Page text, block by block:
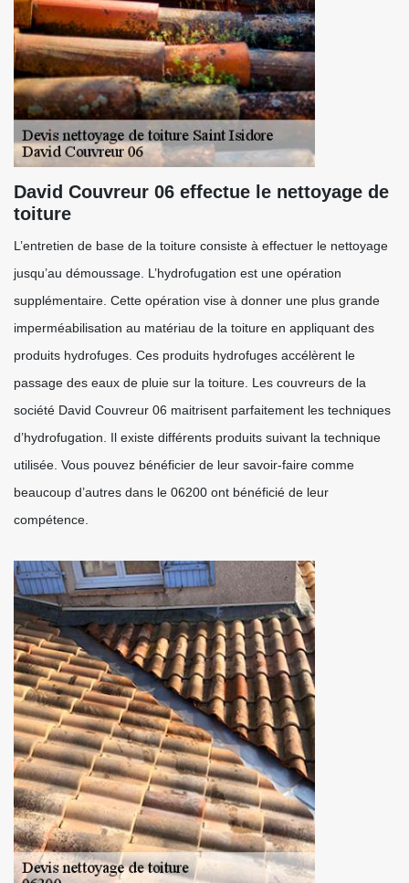
David Couvreur 06 effectue le nettoyage de
toiture
L’entretien de base de la toiture consiste à effectuer le nettoyage
jusqu’au démoussage. L’hydrofugation est une opération
supplémentaire. Cette opération vise à donner une plus grande
imperméabilisation au matériau de la toiture en appliquant des
produits hydrofuges. Ces produits hydrofuges accélèrent le
passage des eaux de pluie sur la toiture. Les couvreurs de la
société David Couvreur 06 maitrisent parfaitement les techniques
d’hydrofugation. Il existe différents produits suivant la technique
utilisée. Vous pouvez bénéficier de leur savoir-faire comme
beaucoup d’autres dans le 06200 ont bénéficié de leur
compétence.